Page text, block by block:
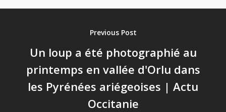
Previous Post
Un loup a été photographié au
printemps en vallée d'Orlu dans
les Pyrénées ariégeoises | Actu
Occitanie